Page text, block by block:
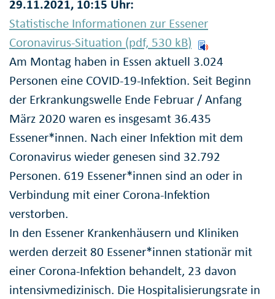
29.11.2021, 10:15 Uhr:
Statistische Informationen zur Essener
Coronavirus-Situation (pdf, 530 kB)
Am Montag haben in Essen aktuell 3.024
Personen eine COVID-19-Infektion. Seit Beginn
der Erkrankungswelle Ende Februar / Anfang
März 2020 waren es insgesamt 36.435
Essener*innen. Nach einer Infektion mit dem
Coronavirus wieder genesen sind 32.792
Personen. 619 Essener*innen sind an oder in
Verbindung mit einer Corona-Infektion
verstorben.
In den Essener Krankenhäusern und Kliniken
werden derzeit 80 Essener*innen stationär mit
einer Corona-Infektion behandelt, 23 davon
intensivmedizinisch. Die Hospitalisierungsrate in